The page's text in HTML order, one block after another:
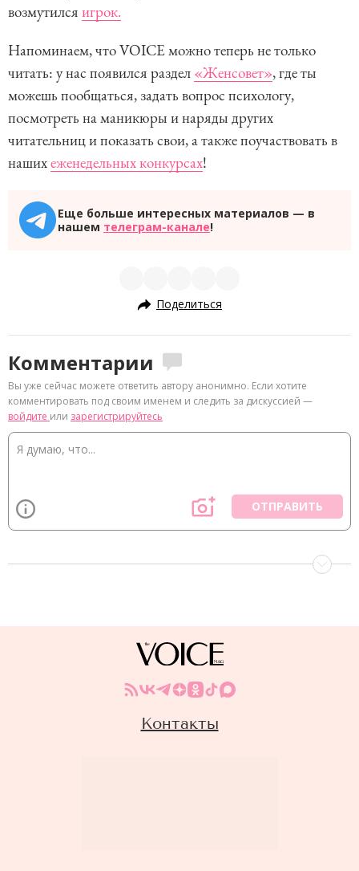
возмутился игрок.
Напоминаем, что VOICE можно теперь не только
читать: у нас появился раздел «Женсовет», где ты
можешь пообщаться, задать вопрос психологу,
посмотреть на маникюры и наряды других
читательниц и показать свои, а также поучаствовать в
нашихеженедельных конкурсах!
Еще больше интересных материалов — в
нашем телеграм-канале!
Поделиться
Комментарии
Вы уже сейчас можете ответить автору анонимно. Если хотите
комментировать под своим именем и следить за дискуссией —
войдите или зарегистрируйтесь
ОТПРАВИТЬ
Контакты